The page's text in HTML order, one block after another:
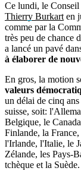
Ce lundi, le Conseil
Thierry Burkart en
comme par la
très peu de chance
a lancé un pavé
à élaborer de
En gros, la motion
valeurs
un délai de cinq
suisse, soit:
Belgique, le
Finlande, la
l'Irlande, l'Italie, le
Zélande, les Pays-
tchèque et la Suède.